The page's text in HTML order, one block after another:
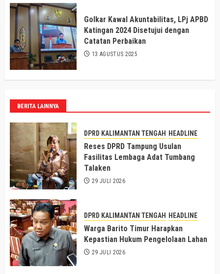
Golkar Kawal Akuntabilitas, LPj APBD
Katingan 2024 Disetujui dengan
Catatan Perbaikan
13 AGUSTUS 2025
BERITA LAINNYA
DPRD KALIMANTAN TENGAH HEADLINE
Reses DPRD Tampung Usulan
Fasilitas Lembaga Adat Tumbang
Talaken
29 JULI 2026
DPRD KALIMANTAN TENGAH HEADLINE
Warga Barito Timur Harapkan
Kepastian Hukum Pengelolaan Lahan
29 JULI 2026